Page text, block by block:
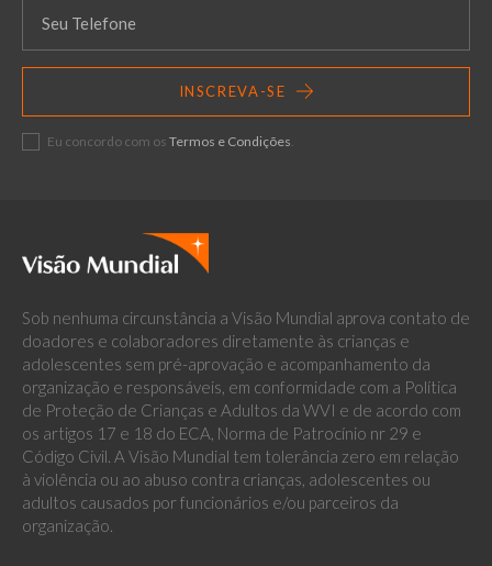
INSCREVA-SE
Eu concordo com os Termos e Condições
Sob nenhuma circunstância a Visão Mundial aprova contato de
doadores e colaboradores diretamente às crianças e
adolescentes sem pré-aprovação e acompanhamento da
organização e responsáveis, em conformidade com a Política
de Proteção de Crianças e Adultos da WVI e de acordo com
os artigos 17 e 18 do ECA, Norma de Patrocínio nr 29 e
Código Civil. A Visão Mundial tem tolerância zero em relação
à violência ou ao abuso contra crianças, adolescentes ou
adultos causados por funcionários e/ou parceiros da
organização.